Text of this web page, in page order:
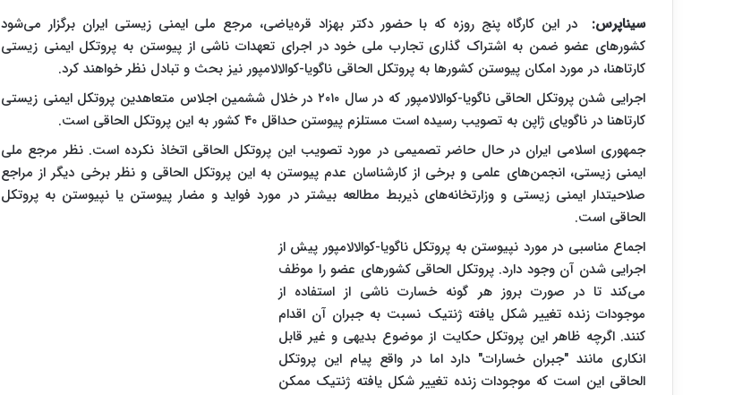
سیناپرس:
در این کارگاه پنج روزه که با حضور دکتر بهزاد قره‌‌یاضی، مرجع ملی ایمنی زیستی ایران برگزار می‌شود
کشورهای عضو ضمن به اشتراک گذاری تجارب ملی خود در اجرای تعهدات ناشی از پیوستن به پروتکل ایمنی زیستی
کارتاهنا، در مورد امکان پیوستن کشورها به پروتکل الحاقی ناگویا-کوالالامپور نیز بحث و تبادل نظر خواهند کرد.
اجرایی شدن پروتکل الحاقی ناگویا-کوالالامپور که در سال ۲۰۱۰ در خلال ششمین اجلاس متعاهدین پروتکل ایمنی زیستی
کارتاهنا در ناگویای ژاپن به تصویب رسیده است مستلزم پیوستن حداقل ۴۰ کشور به این پروتکل الحاقی است.
جمهوری اسلامی ایران در حال حاضر تصمیمی در مورد تصویب این پروتکل الحاقی اتخاذ نکرده است. نظر مرجع ملی
ایمنی زیستی، انجمن‌های علمی و برخی از کارشناسان عدم پیوستن به این پروتکل الحاقی و نظر برخی دیگر از مراجع
صلاحیتدار ایمنی زیستی و وزارتخانه‌های ذیربط مطالعه بیشتر در مورد فواید و مضار پیوستن یا نپیوستن به پروتکل
الحاقی است.
اجماع مناسبی در مورد نپیوستن به پروتکل ناگویا-کوالالامپور پیش از
اجرایی شدن آن وجود دارد. پروتکل الحاقی کشورهای عضو را موظف
می‌کند تا در صورت بروز هر گونه خسارت ناشی از استفاده از
موجودات زنده تغییر شکل یافته ژنتیک نسبت به جبران آن اقدام
کنند. اگرچه ظاهر این پروتکل حکایت از موضوع بدیهی و غیر قابل
انکاری مانند "جبران خسارات" دارد اما در واقع پیام این پروتکل
الحاقی این است که موجودات زنده تغییر شکل یافته ژنتیک ممکن